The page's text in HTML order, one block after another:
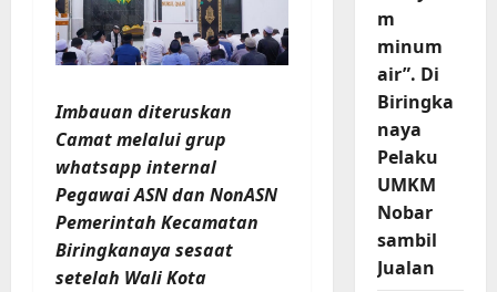
Imbauan diteruskan
Camat melalui grup
whatsapp internal
Pegawai ASN dan NonASN
Pemerintah Kecamatan
Biringkanaya sesaat
setelah Wali Kota
m
minum
air”. Di
Biringka
naya
Pelaku
UMKM
Nobar
sambil
Jualan